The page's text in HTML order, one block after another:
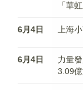
「華
6月4日 上海
6月4日
力量
3.09